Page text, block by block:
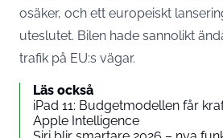
osäker, och ett europeiskt
uteslutet. Bilen hade sannolikt
trafik på EU:s vägar.
Läs också
iPad 11: Budgetmodellen får
Apple Intelligence